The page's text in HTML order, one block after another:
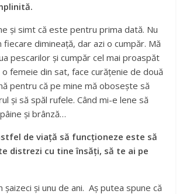
și simt că este pentru prima dată. Nu
fiecare dimineață, dar azi o cumpăr. Mă
pescarilor și cumpăr cel mai proaspăt
o femeie din sat, face curățenie de două
pentru că pe mine mă obosește să
și să spăl rufele. Când mi-e lene să
și brânză…
de viață să funcționeze este să
distrezi cu tine însăți, să te ai pe
șaizeci și unu de ani. Aș putea spune că